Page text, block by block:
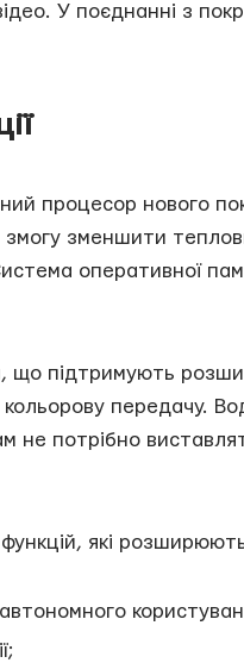
У поєднанні з
процесор нового
змогу зменшити
оперативної
що підтримують
кольорову
не потрібно
які